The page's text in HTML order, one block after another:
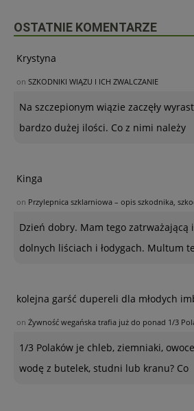
OSTATNIE KOMENTARZE
Krystyna
on SZKODNIKI WIĄZU I ICH ZWALCZANIE
Na szczepionym wiązie zaczęły
bardzo dużej ilości. Co z nimi należy
Kinga
on Przylepnica szklarniowa – opis szkodnika,
Dzień dobry. Mam tego zatrważającą
dolnych liściach i łodygach. Multum
kolejna garść dupereli dla młodych
on Żywność wegańska trafia już do ponad 1/3
1/3 Polaków je chleb, ziemniaki,
wodę z butelek, studni lub kranu? Co